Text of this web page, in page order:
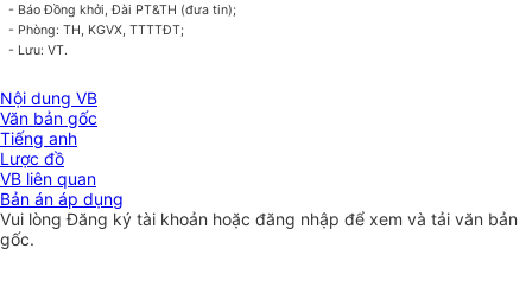
- Báo Đồng khởi, Đài PT&TH (đưa tin);
- Phòng: TH, KGVX, TTTTĐT;
- Lưu: VT.
Nội dung VB
Văn bản gốc
Tiếng anh
Lược đồ
VB liên quan
Bản án áp dụng
Vui lòngĐăng ký tài khoản hoặc đăng nhập để xem và tải văn bản
gốc.